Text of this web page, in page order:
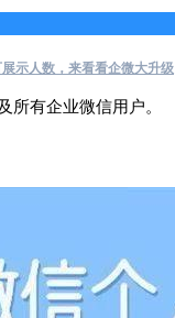
示人数，来看看企微大升级
有企业微信用户。